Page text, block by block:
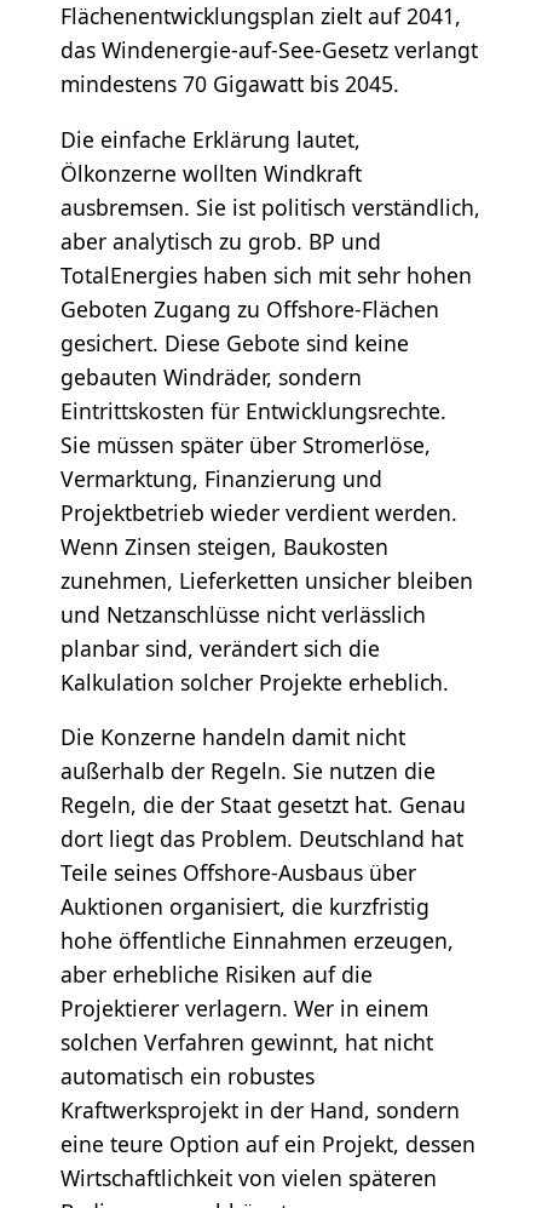
Flächenentwicklungsplan zielt auf 2041,
das Windenergie-auf-See-Gesetz verlangt
mindestens 70 Gigawatt bis 2045.
Die einfache Erklärung lautet,
Ölkonzerne wollten Windkraft
ausbremsen. Sie ist politisch verständlich,
aber analytisch zu grob. BP und
TotalEnergies haben sich mit sehr hohen
Geboten Zugang zu Offshore-Flächen
gesichert. Diese Gebote sind keine
gebauten Windräder, sondern
Eintrittskosten für Entwicklungsrechte.
Sie müssen später über Stromerlöse,
Vermarktung, Finanzierung und
Projektbetrieb wieder verdient werden.
Wenn Zinsen steigen, Baukosten
zunehmen, Lieferketten unsicher bleiben
und Netzanschlüsse nicht verlässlich
planbar sind, verändert sich die
Kalkulation solcher Projekte erheblich.
Die Konzerne handeln damit nicht
außerhalb der Regeln. Sie nutzen die
Regeln, die der Staat gesetzt hat. Genau
dort liegt das Problem. Deutschland hat
Teile seines Offshore-Ausbaus über
Auktionen organisiert, die kurzfristig
hohe öffentliche Einnahmen erzeugen,
aber erhebliche Risiken auf die
Projektierer verlagern. Wer in einem
solchen Verfahren gewinnt, hat nicht
automatisch ein robustes
Kraftwerksprojekt in der Hand, sondern
eine teure Option auf ein Projekt, dessen
Wirtschaftlichkeit von vielen späteren